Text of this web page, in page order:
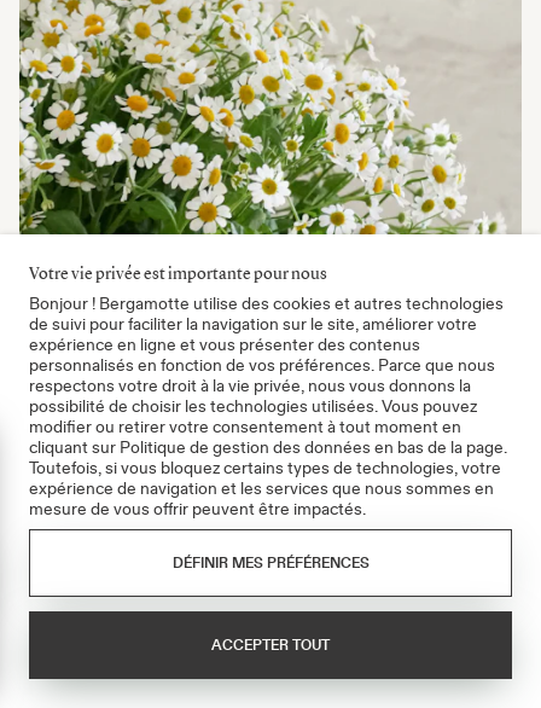
Bouton d’Or, un trésor en cadeau
Langage des fleurs :aussi appelée renoncule âcre,
cette fleur témoigne d’un sentiment franc et impatient.
Elle peut aussi être symbole de force, car le Bouton d’Or a
cette capacité à se tenir toujours droit.
À savoir pour briller en société :il y a longtemps, cette
fleur couleur beurre était utilisée pour un jeu. On la collait
sous le menton et selon l’intensité du jaune, cela révélait
si la personne aimait le beurre ou non.
de mai à juillet.
Votre vie privée est importante pour nous
Bonjour ! Bergamotte utilise des cookies et autres technologies
de suivi pour faciliter la navigation sur le site, améliorer votre
expérience en ligne et vous présenter des contenus
personnalisés en fonction de vos préférences. Parce que nous
respectons votre droit à la vie privée, nous vous donnons la
possibilité de choisir les technologies utilisées. Vous pouvez
modifier ou retirer votre consentement à tout moment en
cliquant sur Politique de gestion des données en bas de la page.
Toutefois, si vous bloquez certains types de technologies, votre
expérience de navigation et les services que nous sommes en
mesure de vous offrir peuvent être impactés.
DÉFINIR MES PRÉFÉRENCES
ACCEPTER TOUT